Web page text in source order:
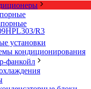
установки
кондиционирования
фанкойл
R3